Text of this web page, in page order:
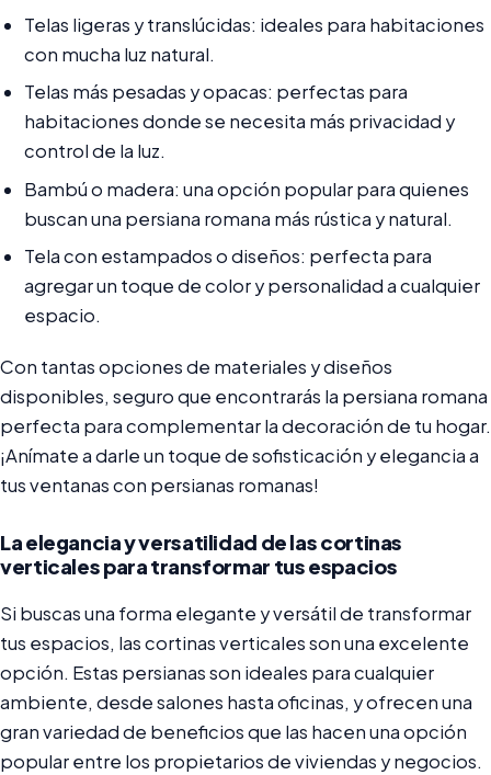
Telas ligeras y translúcidas: ideales para habitaciones
con mucha luz natural.
Telas más pesadas y opacas: perfectas para
habitaciones donde se necesita más privacidad y
control de la luz.
Bambú o madera: una opción popular para quienes
buscan una persiana romana más rústica y natural.
Tela con estampados o diseños: perfecta para
agregar un toque de color y personalidad a cualquier
espacio.
Con tantas opciones de materiales y diseños
disponibles, seguro que encontrarás la persiana romana
perfecta para complementar la decoración de tu hogar.
¡Anímate a darle un toque de sofisticación y elegancia a
tus ventanas con persianas romanas!
La elegancia y versatilidad de las cortinas
verticales para transformar tus espacios
Si buscas una forma elegante y versátil de transformar
tus espacios, las cortinas verticales son una excelente
opción. Estas persianas son ideales para cualquier
ambiente, desde salones hasta oficinas, y ofrecen una
gran variedad de beneficios que las hacen una opción
popular entre los propietarios de viviendas y negocios.